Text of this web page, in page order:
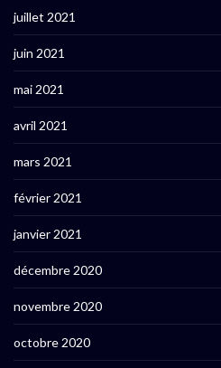
juillet 2021
juin 2021
mai 2021
avril 2021
mars 2021
février 2021
janvier 2021
décembre 2020
novembre 2020
octobre 2020